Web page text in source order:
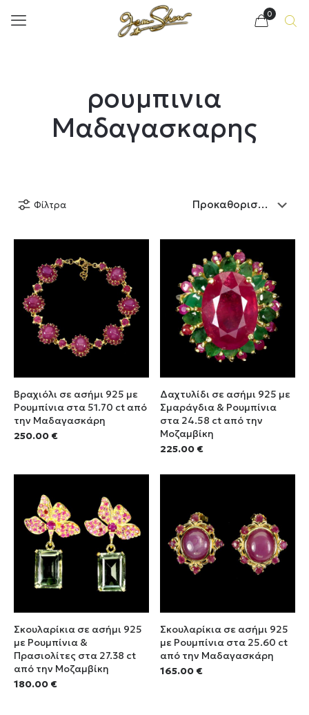
0
ρουμπινια
Μαδαγασκαρης
Φίλτρα
Βραχιόλι σε ασήμι 925 με
Ρουμπίνια στα 51.70 ct από
την Μαδαγασκάρη
250.00 €
Δαχτυλίδι σε ασήμι 925 με
Σμαράγδια & Ρουμπίνια
στα 24.58 ct από την
Μοζαμβίκη
225.00 €
Σκουλαρίκια σε ασήμι 925
με Ρουμπίνια &
Πρασιολίτες στα 27.38 ct
από την Μοζαμβίκη
180.00 €
Σκουλαρίκια σε ασήμι 925
με Ρουμπίνια στα 25.60 ct
από την Μαδαγασκάρη
165.00 €